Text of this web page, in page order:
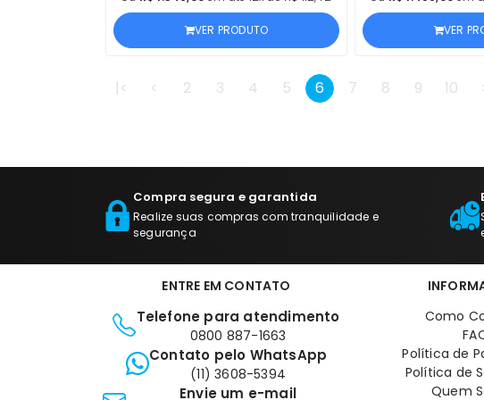
ANO
VER PRODUTO VER
|< < 2 3 4 5 6 7 8 9 10
Compra segura e garantida
Realize suas compras com tranquilidade e
segurança
ENTRE EM CONTATO
Telefone para atendimento
0800 887-1663
Contato pelo WhatsApp
(11) 3608-5394
Envie um e-mail
Como
Política de
Política de
Quem